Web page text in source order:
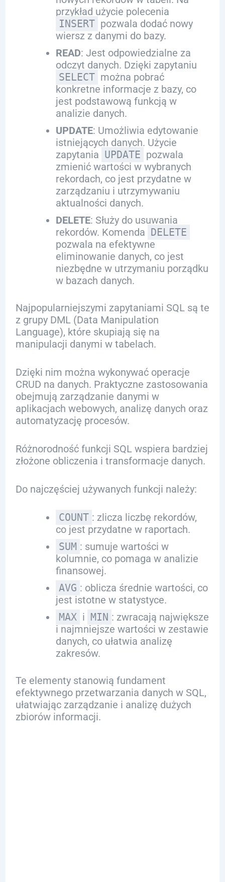
przykład użycie polecenia
INSERT pozwala dodać nowy
wiersz z danymi do bazy.
READ: Jest odpowiedzialne za
odczyt danych. Dzięki zapytaniu
SELECT można pobrać
konkretne informacje z bazy, co
jest podstawową funkcją w
analizie danych.
UPDATE: Umożliwia edytowanie
istniejących danych. Użycie
zapytania UPDATE pozwala
zmienić wartości w wybranych
rekordach, co jest przydatne w
zarządzaniu i utrzymywaniu
aktualności danych.
DELETE: Służy do usuwania
rekordów. Komenda DELETE
pozwala na efektywne
eliminowanie danych, co jest
niezbędne w utrzymaniu porządku
w bazach danych.
Najpopularniejszymi zapytaniami SQL są te
z grupy DML (Data Manipulation
Language), które skupiają się na
manipulacji danymi w tabelach.
Dzięki nim można wykonywać operacje
CRUD na danych. Praktyczne zastosowania
obejmują zarządzanie danymi w
aplikacjach webowych, analizę danych oraz
automatyzację procesów.
Różnorodność funkcji SQL wspiera bardziej
złożone obliczenia i transformacje danych.
Do najczęściej używanych funkcji należy:
COUNT : zlicza liczbę rekordów,
co jest przydatne w raportach.
SUM : sumuje wartości w
kolumnie, co pomaga w analizie
finansowej.
AVG : oblicza średnie wartości, co
jest istotne w statystyce.
MAX i MIN : zwracają największe
i najmniejsze wartości w zestawie
danych, co ułatwia analizę
zakresów.
Te elementy stanowią fundament
efektywnego przetwarzania danych w SQL,
ułatwiając zarządzanie i analizę dużych
zbiorów informacji.